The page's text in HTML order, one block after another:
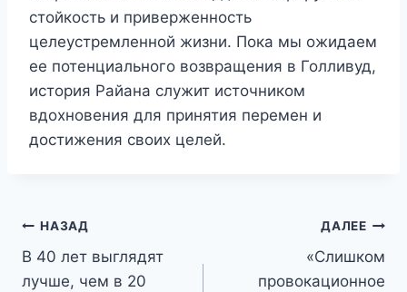
стойкость и приверженность
целеустремленной жизни. Пока мы ожидаем
ее потенциального возвращения в Голливуд,
история Райана служит источником
вдохновения для принятия перемен и
достижения своих целей.
Навигация
по
НАЗАД
В 40 лет выглядят
лучше, чем в 20
ДАЛЕЕ
«Слишком
провокационное